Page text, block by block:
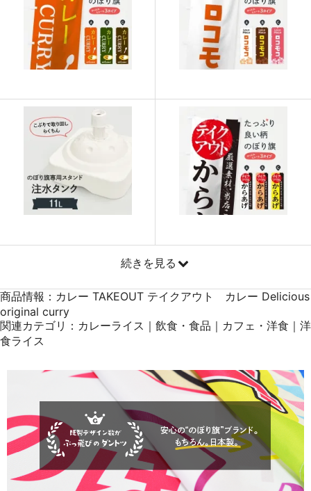
41 880 36080
42 878 36876
43 876 37668
45 39330
40158
40984
48 871 41808
50 868 43400
続きを見る
商品情報：カレー TAKEOUT テイクアウト カレー Delicious
original curry
関連カテゴリ：カレーライス｜飲食・食品｜カフェ・洋食｜洋
食ライス